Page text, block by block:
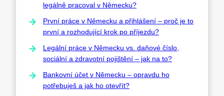
legálně pracoval v Německu?
První práce v Německu a přihlášení – proč je to
první a rozhodující krok po příjezdu?
Legální práce v Německu vs. daňové číslo,
sociální a zdravotní pojištění – jak na to?
Bankovní účet v Německu – opravdu ho
potřebuješ a jak ho otevřít?